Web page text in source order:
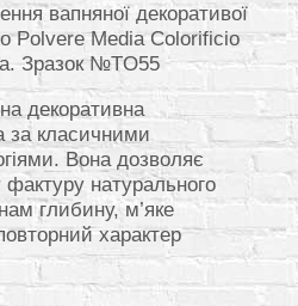
вапняної декоративої
Polvere Media Colorificio
Зразок №TO55
декоративна
за класичними
Вона дозволяє
натурального
глибину, м’яке
характер